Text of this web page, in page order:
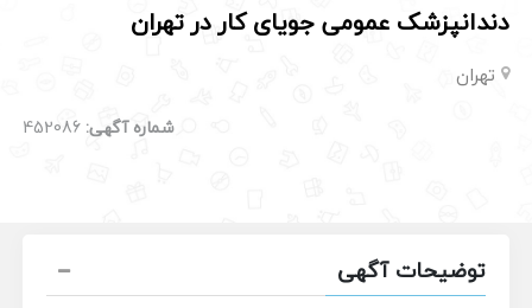
دندانپزشک عمومی جویای کار در تهران
تهران
شماره آگهی: 452086
توضیحات آگهی